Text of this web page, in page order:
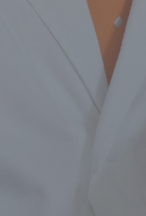
Dolori Anca